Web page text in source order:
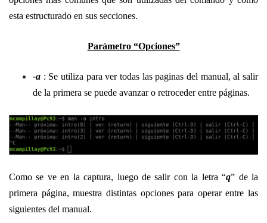
esta estructurado en sus secciones.
Parámetro “Opciones”
-a : Se utiliza para ver todas las paginas del manual, al salir
de la primera se puede avanzar o retroceder entre páginas.
Como se ve en la captura, luego de salir con la letra “q” de la
primera página, muestra distintas opciones para operar entre las
siguientes del manual.